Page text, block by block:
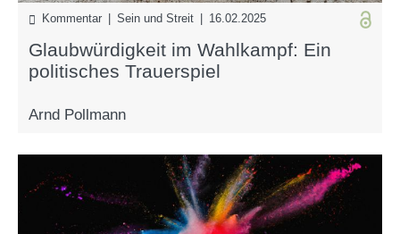
Kommentar | Sein und Streit | 16.02.2025
Glaubwürdigkeit im Wahlkampf: Ein
politisches Trauerspiel
Arnd Pollmann